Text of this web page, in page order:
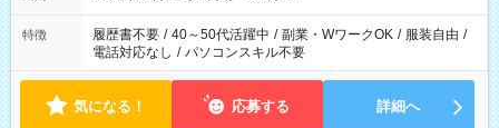
特徴 履歴書不要 / 40～50代活躍中 / 副業・WワークOK / 服装自由 /
電話対応なし / パソコンスキル不要
気になる！ 応募する 詳細へ